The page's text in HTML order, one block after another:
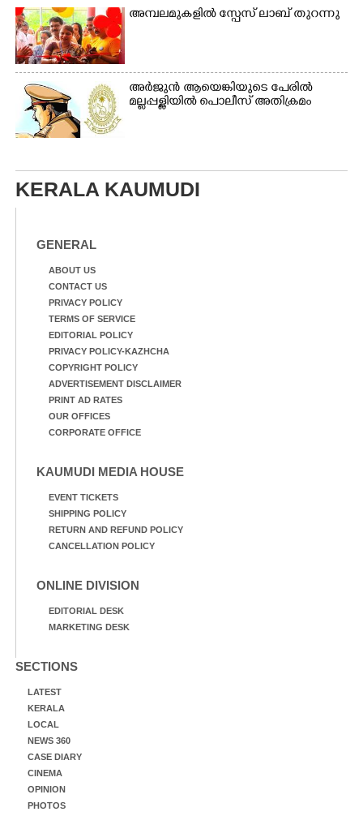
അമ്പലമുകളിൽ സ്പേസ് ലാബ് തുറന്നു
അർജുൻ ആയെങ്കിയുടെ പേരിൽ
മല്ലപ്പള്ളിയിൽ പൊലീസ് അതിക്രമം
KERALA KAUMUDI
GENERAL
ABOUT US
CONTACT US
PRIVACY POLICY
TERMS OF SERVICE
EDITORIAL POLICY
PRIVACY POLICY-KAZHCHA
COPYRIGHT POLICY
ADVERTISEMENT DISCLAIMER
PRINT AD RATES
OUR OFFICES
CORPORATE OFFICE
KAUMUDI MEDIA HOUSE
EVENT TICKETS
SHIPPING POLICY
RETURN AND REFUND POLICY
CANCELLATION POLICY
ONLINE DIVISION
EDITORIAL DESK
MARKETING DESK
SECTIONS
LATEST
KERALA
LOCAL
NEWS 360
CASE DIARY
CINEMA
OPINION
PHOTOS